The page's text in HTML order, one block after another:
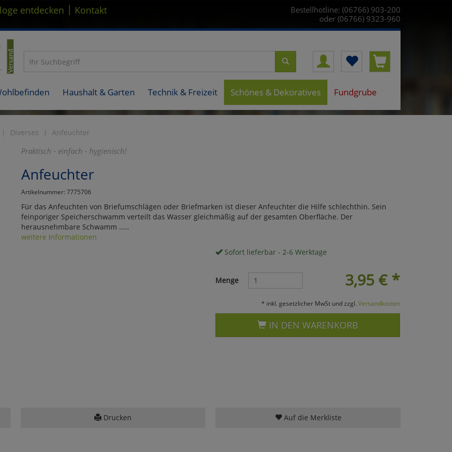
entdecken | Kontakt
Bestellhotline: (06766) 903-200
oder (06766) 9323-960
Haushalt & Garten Technik & Freizeit Schönes & Dekoratives Fundgrube
Diverses Anfeuchter
Praktisch - einfach - hygienisch!
Anfeuchter
Artikelnummer: 7775706
Für das Anfeuchten von Briefumschlägen oder Briefmarken ist dieser Anfeuchter die Hilfe schlechthin. Sein
feinporiger Speicherschwamm verteilt das Wasser gleichmäßig auf der gesamten Oberfläche. Der
herausnehmbare Schwamm .....
weitere Informationen
Sofort lieferbar - 2-6 Werktage
3,95 €*
Menge
* inkl. gesetzlicher MwSt und zzgl. Versandkosten
IN DEN WARENKORB
Drucken Auf die Merkliste